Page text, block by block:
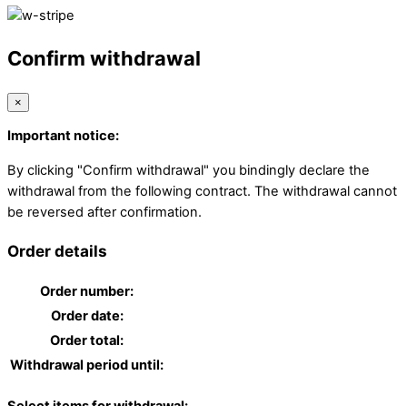
Confirm withdrawal
×
Important notice:
By clicking "Confirm withdrawal" you bindingly declare the
withdrawal from the following contract. The withdrawal cannot
be reversed after confirmation.
Order details
Order number:
Order date:
Order total:
Withdrawal period until: